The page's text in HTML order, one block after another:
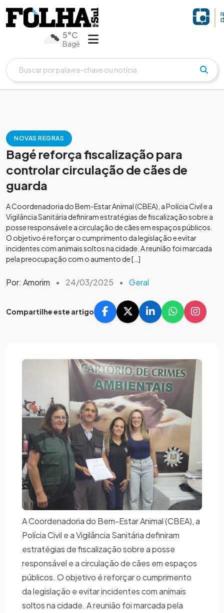
5°C
Bagé
NOVAS REGRAS
Bagé reforça fiscalização para
controlar circulação de cães de
guarda
A Coordenadoria do Bem-Estar Animal (CBEA), a Polícia Civil e a
Vigilância Sanitária definiram estratégias de fiscalização sobre a
posse responsável e a circulação de cães em espaços públicos.
O objetivo é reforçar o cumprimento da legislação e evitar
incidentes com animais soltos na cidade. A reunião foi marcada
pela preocupação com o aumento de […]
Por: Amorim • 24/03/2025 • Geral
Compartilhe este artigo
A Coordenadoria do Bem-Estar Animal (CBEA), a
Polícia Civil e a Vigilância Sanitária definiram
estratégias de fiscalização sobre a posse
responsável e a circulação de cães em espaços
públicos. O objetivo é reforçar o cumprimento
da legislação e evitar incidentes com animais
soltos na cidade. A reunião foi marcada pela